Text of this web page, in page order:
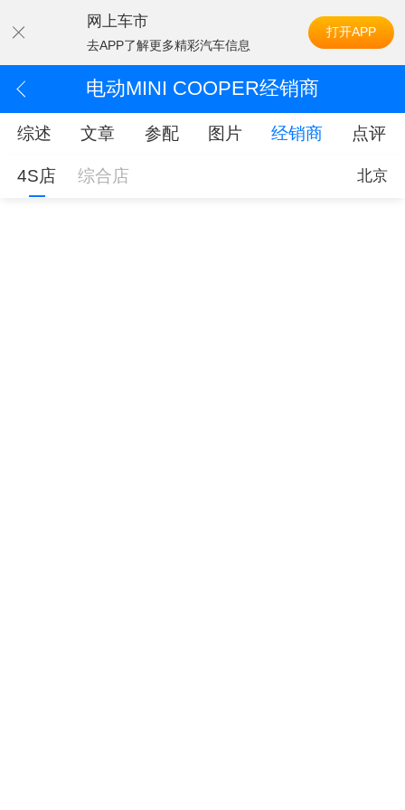
网上车市
去APP了解更多精彩汽车信息
打开APP
电动MINI COOPER经销商
综述 文章 参配 图片 经销商 点评
4S店 综合店 北京